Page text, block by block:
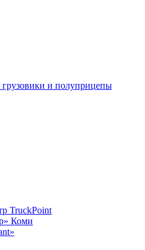
и полуприцепы
TruckPoint
Коми